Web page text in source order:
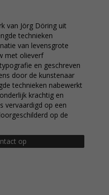
van Jörg Döring uit
technieken
van levensgrote
met olieverf
en geschreven
door de kunstenaar
technieken nabewerkt
krachtig en
vervaardigd op een
op de
op